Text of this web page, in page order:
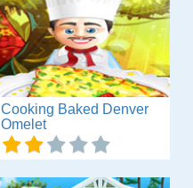
Cooking Baked Denver
Omelet